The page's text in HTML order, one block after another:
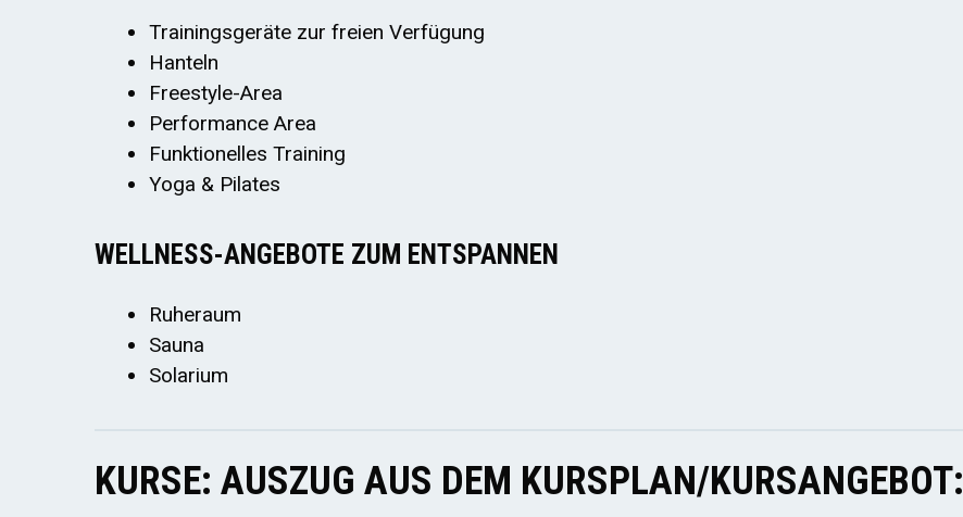
Trainingsgeräte zur freien Verfügung
Hanteln
Freestyle-Area
Performance Area
Funktionelles Training
Yoga & Pilates
WELLNESS-ANGEBOTE ZUM ENTSPANNEN
Ruheraum
Sauna
Solarium
KURSE: AUSZUG AUS DEM KURSPLAN/KURSANGEBOT: